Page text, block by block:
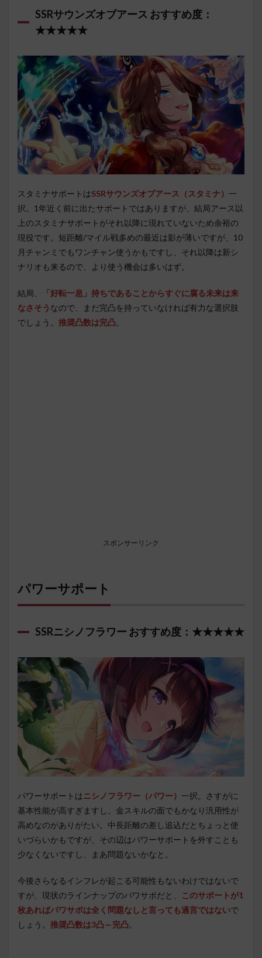
SSRサウンズオブアース おすすめ度：
★★★★★
スタミナサポートはSSRサウンズオブアース（スタミナ） 一
択。1年近く前に出たサポートではありますが、結局アース以
上のスタミナサポートがそれ以降に現れていないため余裕の
現役です。短距離/マイル戦多めの最近は影が薄いですが、10
月チャンミでもワンチャン使うかもですし、それ以降は新シ
ナリオも来るので、より使う機会は多いはず。
結局、
「好転一息」持ちであることからすぐに腐る未来は来
なさそう なので、まだ完凸を持っていなければ有力な選択肢
でしょう。 推奨凸数は完凸。
スポンサーリンク
パワーサポート
SSRニシノフラワー おすすめ度：★★★★★
パワーサポートはニシノフラワー（パワー） 一択。さすがに
基本性能が高すぎますし、金スキルの面でもかなり汎用性が
高めなのがありがたい。中長距離の差し追込だとちょっと使
いづらいかもですが、その辺はパワーサポートを外すことも
少なくないですし、まあ問題ないかなと。
今後さらなるインフレが起こる可能性もないわけではないで
すが、現状のラインナップのパワサポだと、
このサポートが1
枚あればパワサポは全く問題なしと言っても過言ではないで
しょう。 推奨凸数は3凸～完凸。